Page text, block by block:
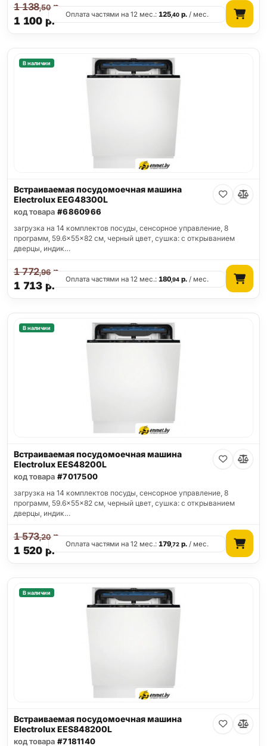
1 100 р.
1 138,50р.
Оплата частями на 12 мес.:125,40 р. / мес.
В наличии
Встраиваемая посудомоечная машина
Electrolux EEG48300L
код товара #6860966
загрузка на 14 комплектов посуды, сенсорное управление, 8
программ, 59.6x55x82 см, черный цвет, сушка: с открыванием
дверцы, индик…
1 713 р.
1 772,96р.
Оплата частями на 12 мес.:180,94 р. / мес.
В наличии
Встраиваемая посудомоечная машина
Electrolux EES48200L
код товара #7017500
загрузка на 14 комплектов посуды, сенсорное управление, 8
программ, 59.6x55x82 см, черный цвет, сушка: с открыванием
дверцы, индик…
1 520 р.
1 573,20р.
Оплата частями на 12 мес.:179,72 р. / мес.
В наличии
Встраиваемая посудомоечная машина
Electrolux EES848200L
код товара #7181140